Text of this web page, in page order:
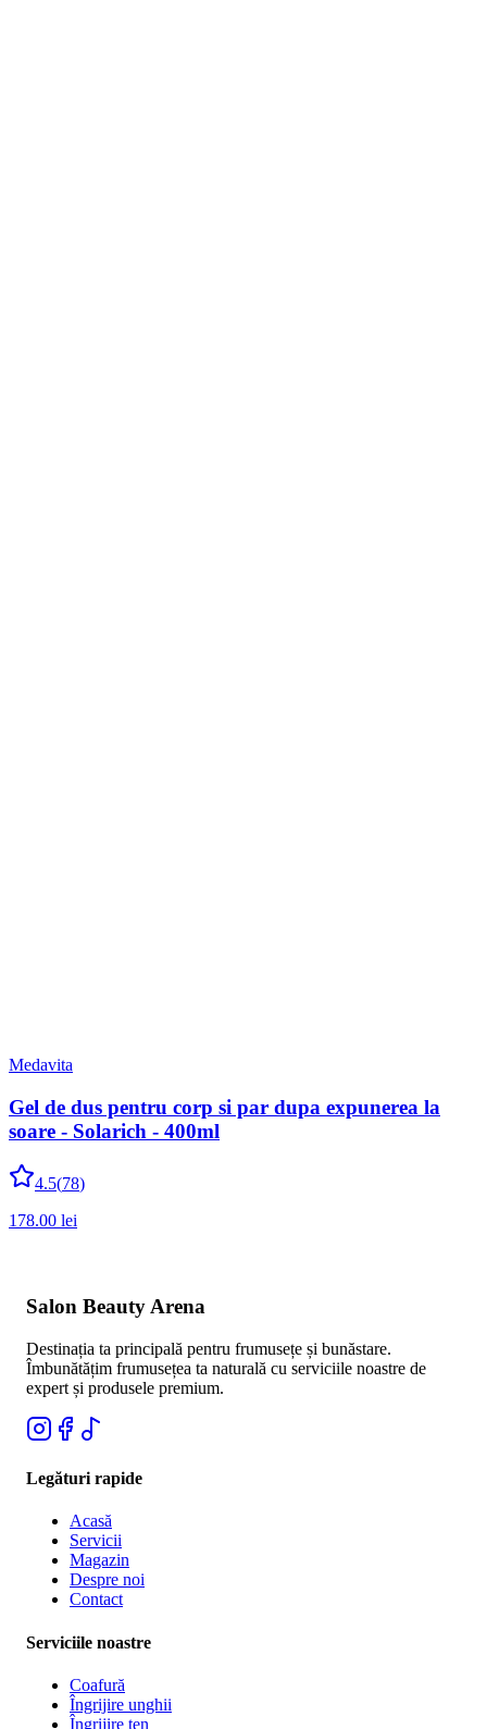
Medavita
Gel de dus pentru corp si par dupa expunerea la
soare - Solarich - 400ml
4.5(78)
178.00 lei
Salon Beauty Arena
Destinația ta principală pentru frumusețe și bunăstare.
Îmbunătățim frumusețea ta naturală cu serviciile noastre de
expert și produsele premium.
Legături rapide
Acasă
Servicii
Magazin
Despre noi
Contact
Serviciile noastre
Coafură
Îngrijire unghii
Îngrijire ten